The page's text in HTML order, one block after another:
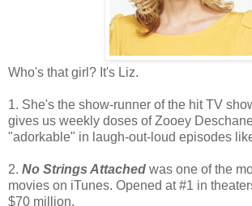
Who's that girl? It's Liz.
1. She's the show-runner of the hit TV
gives us weekly doses of Zooey
"adorkable" in laugh-out-loud episodes
2. No Strings Attached was one of the
movies on iTunes. Opened at #1 in
$70 million.